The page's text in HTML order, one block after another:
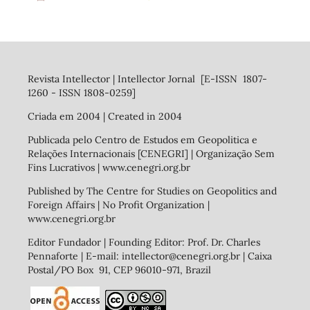
Revista Intellector | Intellector Jornal [E-ISSN 1807-
1260 - ISSN 1808-0259]
Criada em 2004 | Created in 2004
Publicada pelo Centro de Estudos em Geopolitica e
Relações Internacionais [CENEGRI] | Organização Sem
Fins Lucrativos | www.cenegri.org.br
Published by The Centre for Studies on Geopolitics and
Foreign Affairs | No Profit Organization |
www.cenegri.org.br
Editor Fundador | Founding Editor: Prof. Dr. Charles
Pennaforte | E-mail: intellector@cenegri.org.br | Caixa
Postal/PO Box 91, CEP 96010-971, Brazil